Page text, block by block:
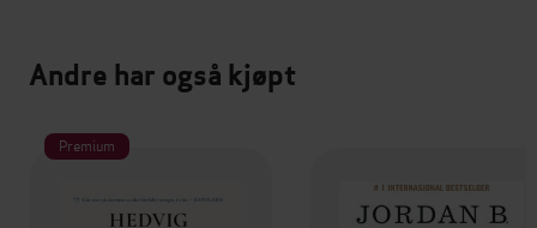
Andre har også kjøpt
Premium